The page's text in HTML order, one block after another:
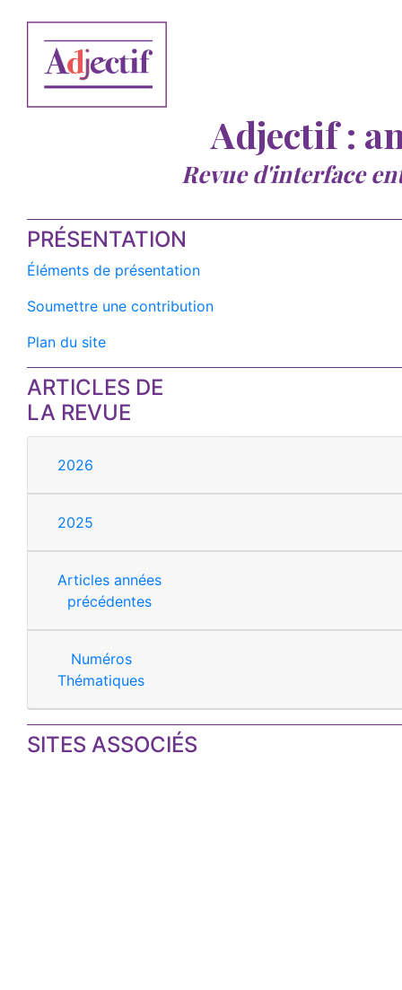
Adjectif :
Revue d'interface
PRÉSENTATION
Éléments de présentation
Soumettre une contribution
Plan du site
ARTICLES DE
LA REVUE
2026
2025
Articles années
précédentes
Numéros
Thématiques
SITES ASSOCIÉS